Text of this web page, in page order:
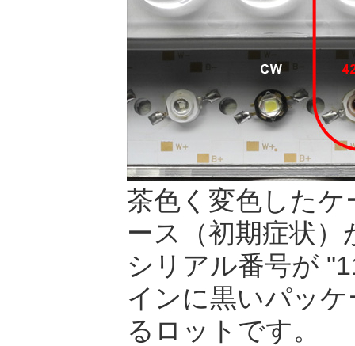
茶色く変色した
ース（初期症状
シリアル番号が
インに黒いパッ
るロットです。